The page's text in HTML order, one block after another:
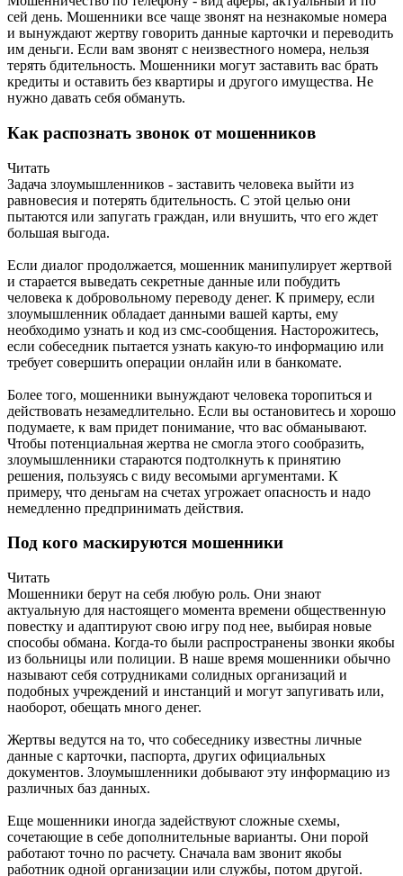
сей день. Мошенники все чаще звонят на незнакомые номера
и вынуждают жертву говорить данные карточки и переводить
им деньги. Если вам звонят с неизвестного номера, нельзя
терять бдительность. Мошенники могут заставить вас брать
кредиты и оставить без квартиры и другого имущества. Не
нужно давать себя обмануть.
Как распознать звонок от мошенников
Читать
Задача злоумышленников - заставить человека выйти из
равновесия и потерять бдительность. С этой целью они
пытаются или запугать граждан, или внушить, что его ждет
большая выгода.
Если диалог продолжается, мошенник манипулирует жертвой
и старается выведать секретные данные или побудить
человека к добровольному переводу денег. К примеру, если
злоумышленник обладает данными вашей карты, ему
необходимо узнать и код из смс-сообщения. Насторожитесь,
если собеседник пытается узнать какую-то информацию или
требует совершить операции онлайн или в банкомате.
Более того, мошенники вынуждают человека торопиться и
действовать незамедлительно. Если вы остановитесь и хорошо
подумаете, к вам придет понимание, что вас обманывают.
Чтобы потенциальная жертва не смогла этого сообразить,
злоумышленники стараются подтолкнуть к принятию
решения, пользуясь с виду весомыми аргументами. К
примеру, что деньгам на счетах угрожает опасность и надо
немедленно предпринимать действия.
Под кого маскируются мошенники
Читать
Мошенники берут на себя любую роль. Они знают
актуальную для настоящего момента времени общественную
повестку и адаптируют свою игру под нее, выбирая новые
способы обмана. Когда-то были распространены звонки якобы
из больницы или полиции. В наше время мошенники обычно
называют себя сотрудниками солидных организаций и
подобных учреждений и инстанций и могут запугивать или,
наоборот, обещать много денег.
Жертвы ведутся на то, что собеседнику известны личные
данные с карточки, паспорта, других официальных
документов. Злоумышленники добывают эту информацию из
различных баз данных.
Еще мошенники иногда задействуют сложные схемы,
сочетающие в себе дополнительные варианты. Они порой
работают точно по расчету. Сначала вам звонит якобы
работник одной организации или службы, потом другой.